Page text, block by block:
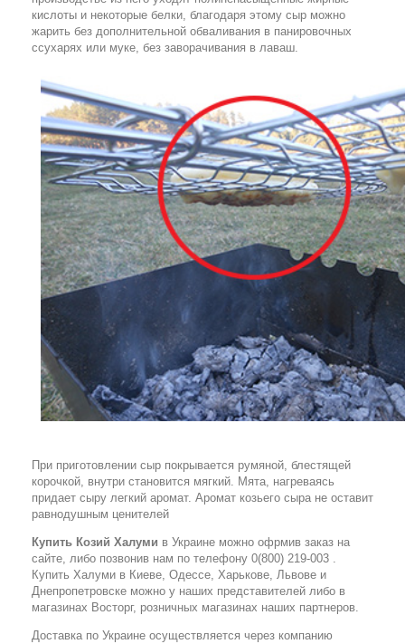
кислоты и некоторые белки, благодаря этому сыр можно
жарить без дополнительной обваливания в панировочных
ссухарях или муке, без заворачивания в лаваш.
При приготовлении сыр покрывается румяной, блестящей
корочкой, внутри становится мягкий. Мята, нагреваясь
придает сыру легкий аромат. Аромат козьего сыра не оставит
равнодушным ценителей
Купить Козий Халуми в Украине можно офрмив заказ на
сайте, либо позвонив нам по телефону 0(800) 219-003 .
Купить Халуми в Киеве, Одессе, Харькове, Львове и
Днепропетровске можно у наших представителей либо в
магазинах Восторг, розничных магазинах наших партнеров.
Доставка по Украине осуществляется через компанию